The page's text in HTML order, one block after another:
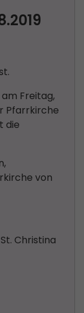
Freitag,
Pfarrkirche
die
von
Christina